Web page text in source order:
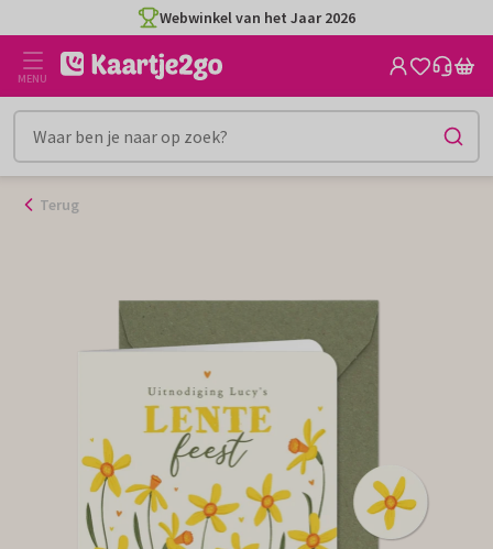
naar
inhoud
Webwinkel van het Jaar 2026
MENU
Terug